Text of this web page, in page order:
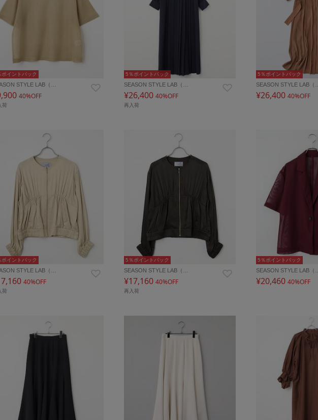
ポイントバック
STYLE LAB（…
40%OFF
荷
5％ポイントバック
SEASON STYLE LAB（…
¥26,400 40%OFF
再入荷
5％ポイントバック
SEASON STYLE LAB（…
¥26,400 40%OFF
ポイントバック
STYLE LAB（…
40%OFF
荷
5％ポイントバック
SEASON STYLE LAB（…
¥17,160 40%OFF
再入荷
5％ポイントバック
SEASON STYLE LAB（…
¥20,460 40%OFF